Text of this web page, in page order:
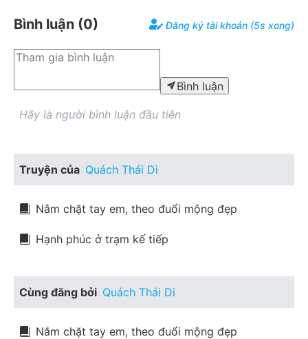
Bình luận (0) Đăng ký tài khoản (5s xong)
Bình luận
Hãy là người bình luận đầu tiên
Truyện của Quách Thái Di
Nắm chặt tay em, theo đuổi mộng đẹp
Hạnh phúc ở trạm kế tiếp
Cùng đăng bởi Quách Thái Di
Nắm chặt tay em, theo đuổi mộng đẹp